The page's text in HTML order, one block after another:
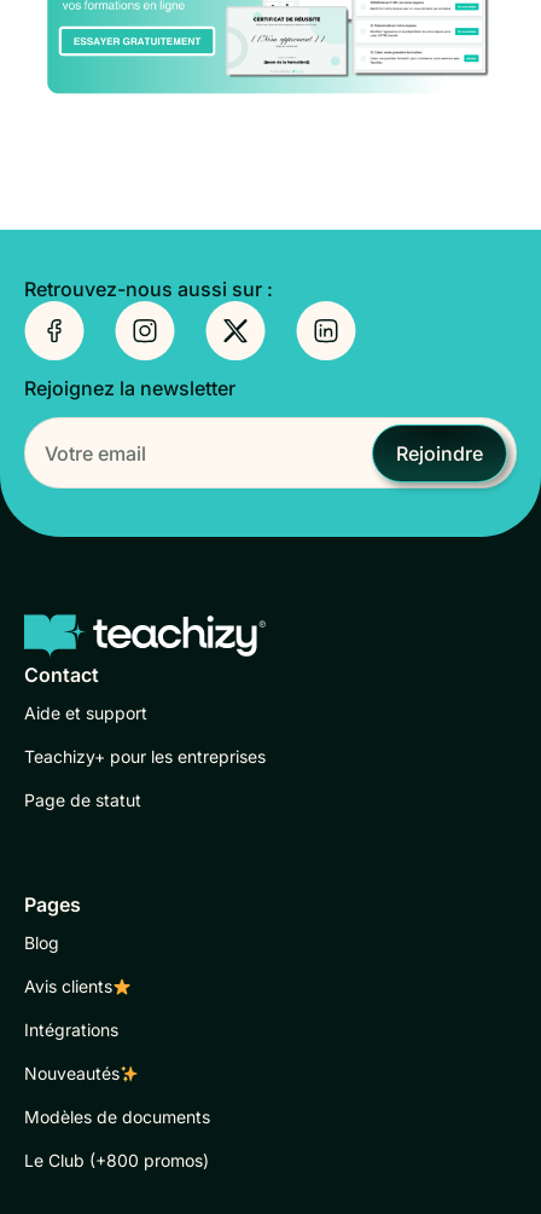
Retrouvez-nous aussi sur :
Rejoignez la newsletter
Rejoindre
Contact
Aide et support
Teachizy+ pour les entreprises
Page de statut
Pages
Blog
Avis clients
Intégrations
Nouveautés
Modèles de documents
Le Club (+800 promos)